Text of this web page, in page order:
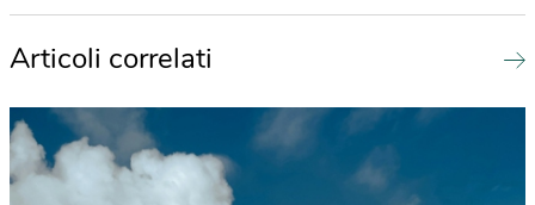
Articoli correlati